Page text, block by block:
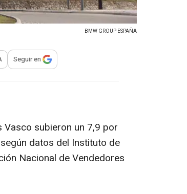
BMW GROUP ESPAÑA
para compartir
Seguir en
Vasco subieron un 7,9 por
datos del Instituto de
Nacional de Vendedores